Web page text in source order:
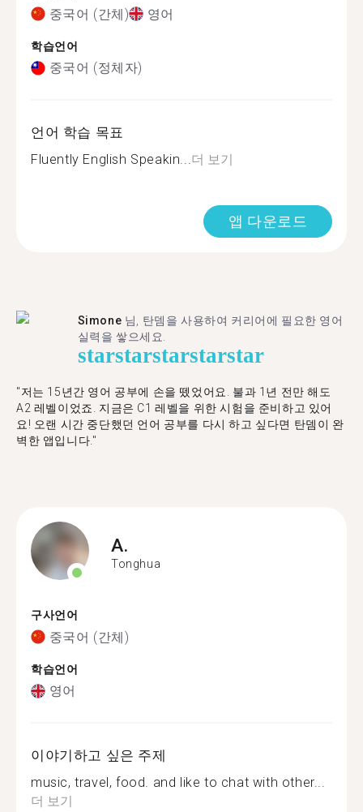
중국어 (간체) 영어
학습언어
중국어 (정체자)
언어 학습 목표
Fluently English Speakin...더 보기
앱 다운로드
Simone 님, 탄뎀을 사용하여 커리어에 필요한 영어
실력을 쌓으세요.
starstarstarstarstar
"저는 15년간 영어 공부에 손을 뗐었어요. 불과 1년 전만 해도
A2 레벨이었죠. 지금은 C1 레벨을 위한 시험을 준비하고 있어
요! 오랜 시간 중단했던 언어 공부를 다시 하고 싶다면 탄뎀이 완
벽한 앱입니다."
A.
Tonghua
구사언어
중국어 (간체)
학습언어
영어
이야기하고 싶은 주제
music, travel, food. and like to chat with other...
더 보기